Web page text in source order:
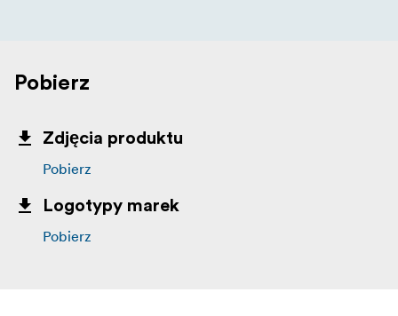
Pobierz
Zdjęcia produktu
Pobierz
Logotypy marek
Pobierz